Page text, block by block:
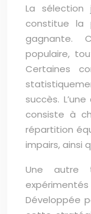
La sélection
constitue la
gagnante.
populaire,
Certaines
succès.
consiste à
répartition
impairs, ainsi
Une autre
Développée